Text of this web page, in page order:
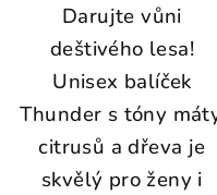
Darujte vůni
deštivého lesa!
Unisex balíček
Thunder s tóny
citrusů a dřeva je
skvělý pro ženy i